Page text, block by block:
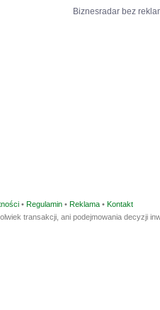
Biznesradar bez
• Regulamin • Reklama • Kontakt
transakcji, ani podejmowania decyzji